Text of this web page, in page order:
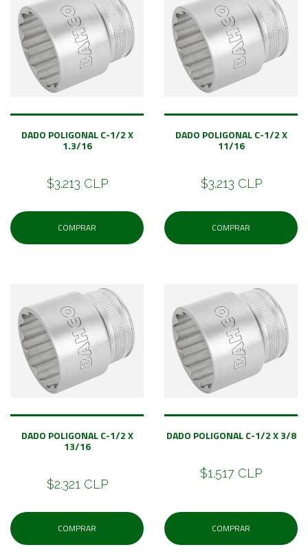
DADO POLIGONAL C-1/2 X
1.3/16
$3.213 CLP
COMPRAR
DADO POLIGONAL C-1/2 X
11/16
$3.213 CLP
COMPRAR
DADO POLIGONAL C-1/2 X
13/16
$2.321 CLP
COMPRAR
DADO POLIGONAL C-1/2 X 3/8
$1.517 CLP
COMPRAR